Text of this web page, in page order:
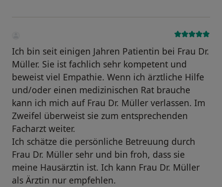
Ich bin seit einigen Jahren Patientin bei Frau Dr.
Müller. Sie ist fachlich sehr kompetent und
beweist viel Empathie. Wenn ich ärztliche Hilfe
und/oder einen medizinischen Rat brauche
kann ich mich auf Frau Dr. Müller verlassen. Im
Zweifel überweist sie zum entsprechenden
Facharzt weiter.
Ich schätze die persönliche Betreuung durch
Frau Dr. Müller sehr und bin froh, dass sie
meine Hausärztin ist. Ich kann Frau Dr. Müller
als Ärztin nur empfehlen.